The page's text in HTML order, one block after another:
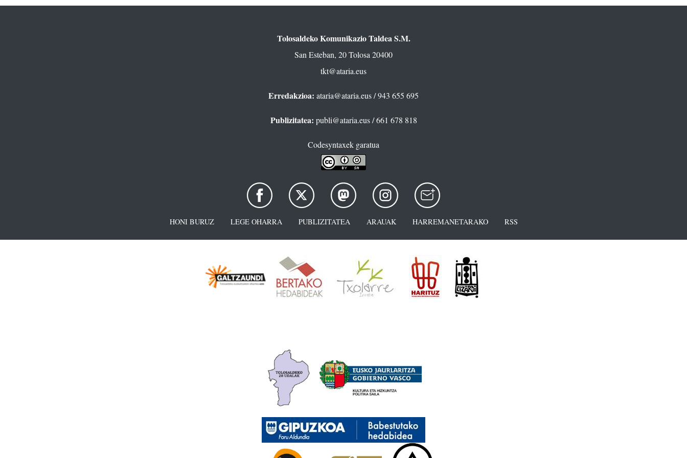
Tolosaldeko Komunikazio Taldea S.M.
San Esteban, 20 Tolosa 20400
tkt@ataria.eus
Erredakzioa: ataria@ataria.eus/ 943 655 695
Publizitatea: publi@ataria.eus/ 661 678 818
Codesyntaxek garatua
HONI BURUZ LEGE OHARRA PUBLIZITATEA ARAUAK HARREMANETARAKO RSS